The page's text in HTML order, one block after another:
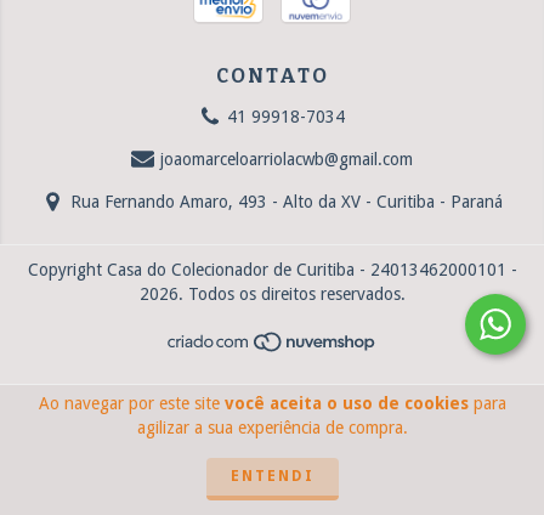
Ao navegar por este site você aceita o uso de cookiespara
agilizar a sua experiência de compra.
ENTENDI
CONTATO
41 99918-7034
joaomarceloarriolacwb@gmail.com
Rua Fernando Amaro, 493 - Alto da XV - Curitiba - Paraná
Copyright Casa do Colecionador de Curitiba - 24013462000101 -
2026. Todos os direitos reservados.